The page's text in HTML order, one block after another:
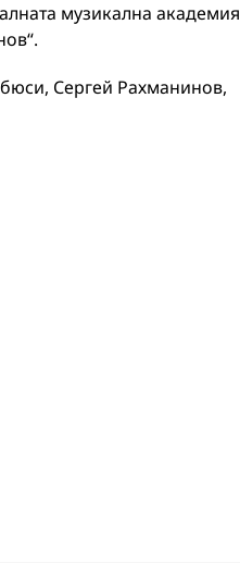
музикална академия
Сергей Рахманинов,